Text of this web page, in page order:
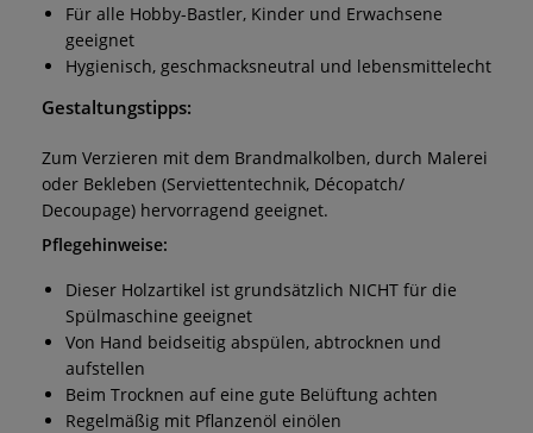
Für alle Hobby-Bastler, Kinder und Erwachsene
geeignet
Hygienisch, geschmacksneutral und lebensmittelecht
Gestaltungstipps:
Zum Verzieren mit dem Brandmalkolben, durch Malerei
oder Bekleben (Serviettentechnik, Décopatch/
Decoupage) hervorragend geeignet.
Pflegehinweise:
Dieser Holzartikel ist grundsätzlich NICHT für die
Spülmaschine geeignet
Von Hand beidseitig abspülen, abtrocknen und
aufstellen
Beim Trocknen auf eine gute Belüftung achten
Regelmäßig mit Pflanzenöl einölen